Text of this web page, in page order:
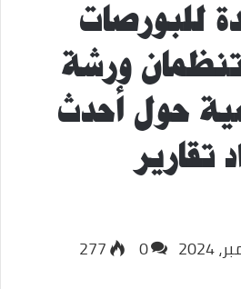
للبورصات
ورشة
حول أحدث
تقارير
0
277